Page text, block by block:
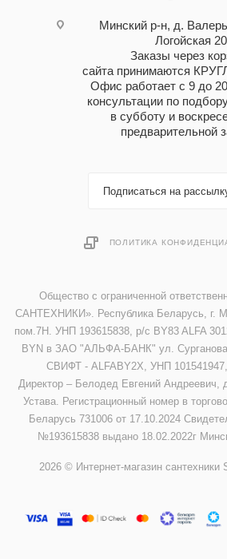
Минский р-н, д.
Логойская 20
Заказы через
сайта принимаются
Офис работает с 9 до
консультации по
в субботу и
предварительной
Подписаться на
ПОЛИТИКА
Общество с ограниченной
САНТЕХНИКИ». Республика Беларусь, г.
пом.7Н. УНП 193615838, р/с BY83 ALFA
BYN в ЗАО "АЛЬФА-БАНК" ул.
СВИФТ - ALFABY2X, УНП
Директор – Белодед Евгений Андреевич,
Устава. Регистрационный номер в
Беларусь 731006 от 17.10.2024
№193615838 выдано 18.02.2022г
2026 © Интернет-магазин сантехники